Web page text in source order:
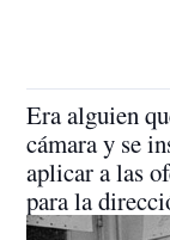
Era alguien
cámara y se
aplicar a las
para la